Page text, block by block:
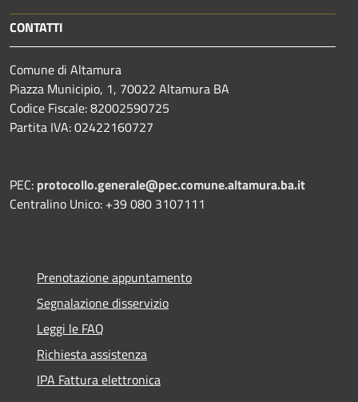
CONTATTI
Comune di Altamura
Piazza Municipio, 1, 70022 Altamura BA
Codice Fiscale: 82002590725
Partita IVA: 02422160727
PEC: protocollo.generale@pec.comune.altamura.ba.it
Centralino Unico: +39 080 3107111
Prenotazione appuntamento
Segnalazione disservizio
Leggi le FAQ
Richiesta assistenza
IPA Fattura elettronica